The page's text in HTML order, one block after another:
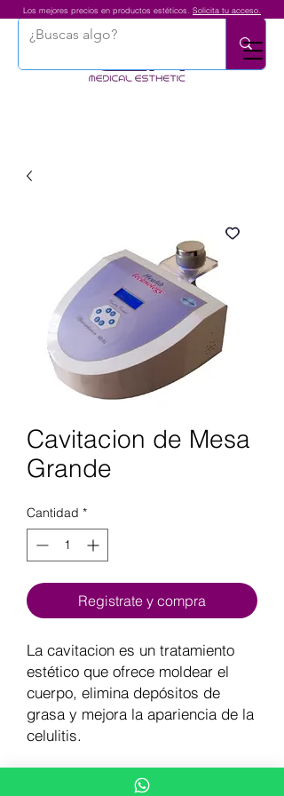
Los mejores precios en productos estéticos. Solicita tu acceso.
Cavitacion de Mesa
Grande
Cantidad *
Registrate y compra
La cavitacion es un tratamiento
estético que ofrece moldear el
cuerpo, elimina depósitos de
grasa y mejora la apariencia de la
celulitis.